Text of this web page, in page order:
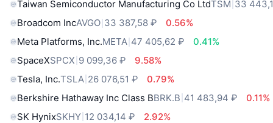
Taiwan Semiconductor Manufacturing Co LtdTSM 33
Broadcom IncAVGO 33 387,58 ₽
0.56%
Meta Platforms, Inc.META 47 405,62 ₽
0.41%
SpaceXSPCX 9 099,36 ₽
9.58%
Tesla, Inc.TSLA 26 076,51 ₽
0.79%
Berkshire Hathaway Inc Class BBRK.B 41 483,94 ₽
0.11%
SK HynixSKHY 12 034,14 ₽
2.92%